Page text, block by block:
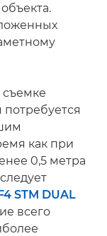
как при
0,5 метра
STM DUAL
всего